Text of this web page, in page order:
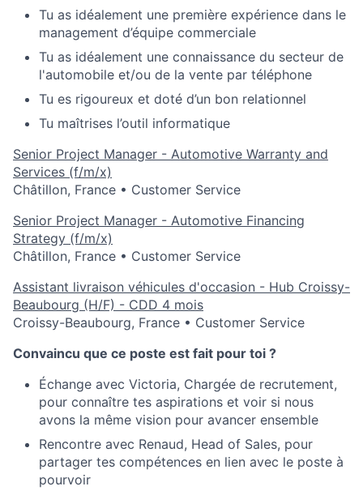
Tu as idéalement une première expérience dans le
management d’équipe commerciale
Tu as idéalement une connaissance du secteur de
l'automobile et/ou de la vente par téléphone
Tu es rigoureux et doté d’un bon relationnel
Tu maîtrises l’outil informatique
Senior Project Manager - Automotive Warranty and
Services (f/m/x)
Châtillon, France • Customer Service
Senior Project Manager - Automotive Financing
Strategy (f/m/x)
Châtillon, France • Customer Service
Assistant livraison véhicules d'occasion - Hub Croissy-
Beaubourg (H/F) - CDD 4 mois
Croissy-Beaubourg, France • Customer Service
Convaincu que ce poste est fait pour toi ?
Échange avec Victoria, Chargée de recrutement,
pour connaître tes aspirations et voir si nous
avons la même vision pour avancer ensemble
Rencontre avec Renaud, Head of Sales, pour
partager tes compétences en lien avec le poste à
pourvoir